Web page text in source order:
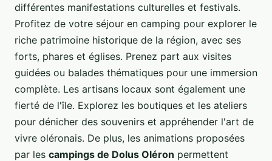
différentes manifestations culturelles et festivals.
Profitez de votre séjour en camping pour explorer le
riche patrimoine historique de la région, avec ses
forts, phares et églises. Prenez part aux visites
guidées ou balades thématiques pour une immersion
complète. Les artisans locaux sont également une
fierté de l'île. Explorez les boutiques et les ateliers
pour dénicher des souvenirs et appréhender l'art de
vivre oléronais. De plus, les animations proposées
par les campings de Dolus Oléron permettent